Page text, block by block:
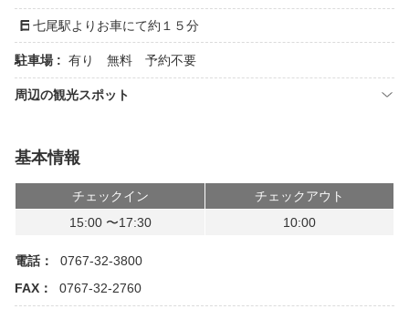
七尾駅よりお車にて約１５分
駐車場 : 有り 無料 予約不要
周辺の観光スポット
基本情報
チェックイン
チェックアウト
15:00 〜17:30
10:00
電話：
0767-32-3800
FAX：
0767-32-2760